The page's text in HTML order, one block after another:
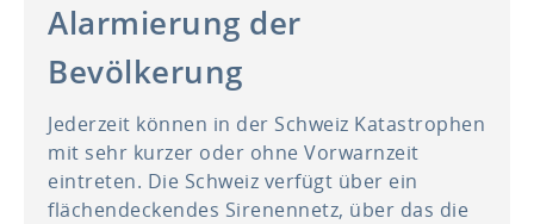
Alarmierung der
Bevölkerung
Jederzeit können in der Schweiz Katastrophen
mit sehr kurzer oder ohne Vorwarnzeit
eintreten. Die Schweiz verfügt über ein
flächendeckendes Sirenennetz, über das die